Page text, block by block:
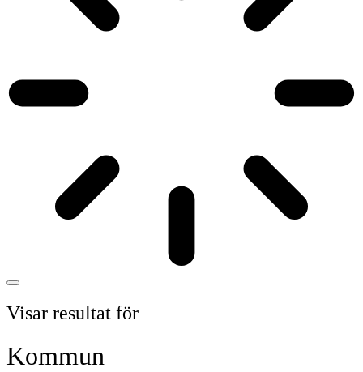
Visar resultat för
Kommun